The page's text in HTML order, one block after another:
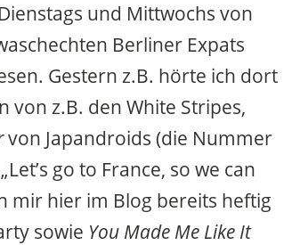
und Mittwochs von
Berliner Expats
Gestern z.B. hörte ich dort
von z.B. den White Stripes,
von Japandroids (die Nummer
go to France, so we can
mir hier im Blog bereits heftig
sowie You Made Me Like It